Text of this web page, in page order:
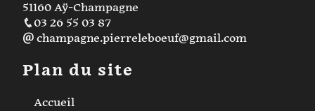
51160 Aÿ-Champagne
03 26 55 03 87
champagne.pierreleboeuf@gmail.com
Plan du site
Accueil